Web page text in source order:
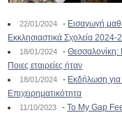
22/01/2024 - Εισαγωγή
Εκκλησιαστικά Σχολεία 2024-
18/01/2024 -
Ποιες εταιρείες ήταν
18/01/2024 - Εκδήλωση
Επιχειρηματικότητα
11/10/2023 -To My Gap